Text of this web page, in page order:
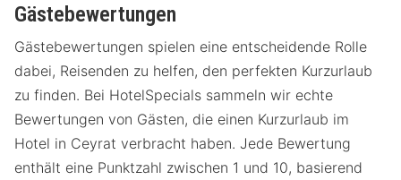
Gästebewertungen
Gästebewertungen spielen eine entscheidende Rolle
dabei, Reisenden zu helfen, den perfekten Kurzurlaub
zu finden. Bei HotelSpecials sammeln wir echte
Bewertungen von Gästen, die einen Kurzurlaub im
Hotel in Ceyrat verbracht haben. Jede Bewertung
enthält eine Punktzahl zwischen 1 und 10, basierend